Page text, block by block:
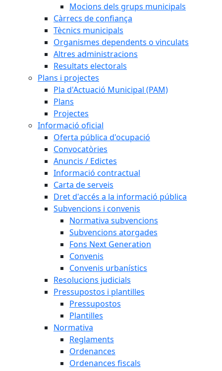
Mocions dels grups municipals
Càrrecs de confiança
Tècnics municipals
Organismes dependents o vinculats
Altres administracions
Resultats electorals
Plans i projectes
Pla d'Actuació Municipal (PAM)
Plans
Projectes
Informació oficial
Oferta pública d'ocupació
Convocatòries
Anuncis / Edictes
Informació contractual
Carta de serveis
Dret d'accés a la informació pública
Subvencions i convenis
Normativa subvencions
Subvencions atorgades
Fons Next Generation
Convenis
Convenis urbanístics
Resolucions judicials
Pressupostos i plantilles
Pressupostos
Plantilles
Normativa
Reglaments
Ordenances
Ordenances fiscals